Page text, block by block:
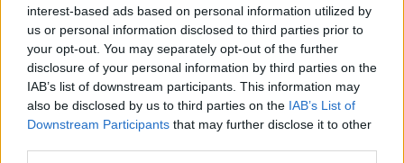
interest-based ads based on personal information utilized by
us or personal information disclosed to third parties prior to
your opt-out. You may separately opt-out of the further
disclosure of your personal information by third parties on the
IAB’s list of downstream participants. This information may
also be disclosed by us to third parties on the IAB’s List of
Downstream Participants that may further disclose it to other